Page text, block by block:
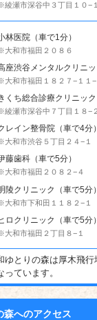
綾瀬市深谷中３丁目１０−
林医院（車で1分）
大和市福田２０８６
座渋谷メンタルクリニッ
大和市福田１８２７−１１−
くち総合診療クリニック
綾瀬市深谷中７丁目１８−２
レイン整骨院（車で4分）
大和市渋谷５丁目２４−１
藤歯科（車で5分）
大和市福田２０８２−４
陵クリニック（車で5分）
大和市下和田１１８２−１
ロクリニック（車で5分）
大和市福田２丁目８−１
ゆとりの森は厚木飛行
っています。
森へのアクセス